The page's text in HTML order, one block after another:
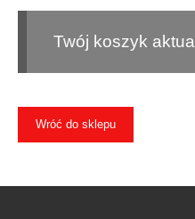
Twój koszyk
Wróć do sklepu